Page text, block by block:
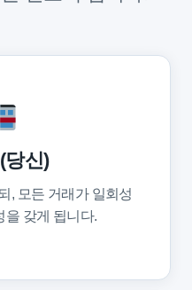
당신)
, 모든 거래가 일회성
을 갖게 됩니다.